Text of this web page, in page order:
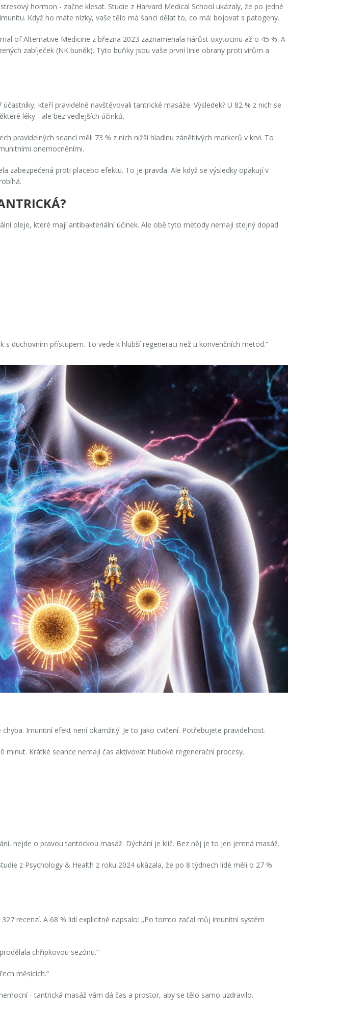
hormon - začne klesat. Studie z Harvard Medical School ukázaly, že po jedné
Když ho máte nízký, vaše tělo má šanci dělat to, co má: bojovat s patogeny.
of Alternative Medicine z března 2023 zaznamenala nárůst oxytocinu až o 45 %. A
zabíječek (NK buněk). Tyto buňky jsou vaše první linie obrany proti virům a
kteří pravidelně navštěvovali tantrické masáže. Výsledek? U 82 % z nich se
léky - ale bez vedlejších účinků.
pravidelných seancí měli 73 % z nich nižší hladinu zánětlivých markerů v krvi. To
onemocněními.
zabezpečená proti placebo efektu. To je pravda. Ale když se výsledky opakují v
oleje, které mají antibakteriální účinek. Ale obě tyto metody nemají stejný dopad
duchovním přístupem. To vede k hlubší regeneraci než u konvenčních metod.“
Imunitní efekt není okamžitý. Je to jako cvičení. Potřebujete pravidelnost.
Krátké seance nemají čas aktivovat hluboké regenerační procesy.
nejde o pravou tantrickou masáž. Dýchání je klíč. Bez něj je to jen jemná masáž.
z Psychology & Health z roku 2024 ukázala, že po 8 týdnech lidé měli o 27 %
recenzí. A 68 % lidí explicitně napsalo: „Po tomto začal můj imunitní systém
chřipkovou sezónu.“
měsících.“
- tantrická masáž vám dá čas a prostor, aby se tělo samo uzdravilo.